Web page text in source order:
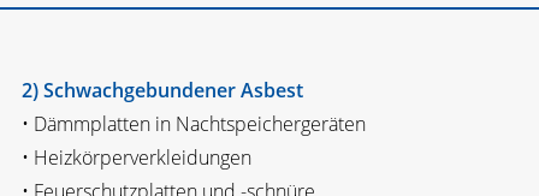
2) Schwachgebundener Asbest
• Dämmplatten in Nachtspeichergeräten
• Heizkörperverkleidungen